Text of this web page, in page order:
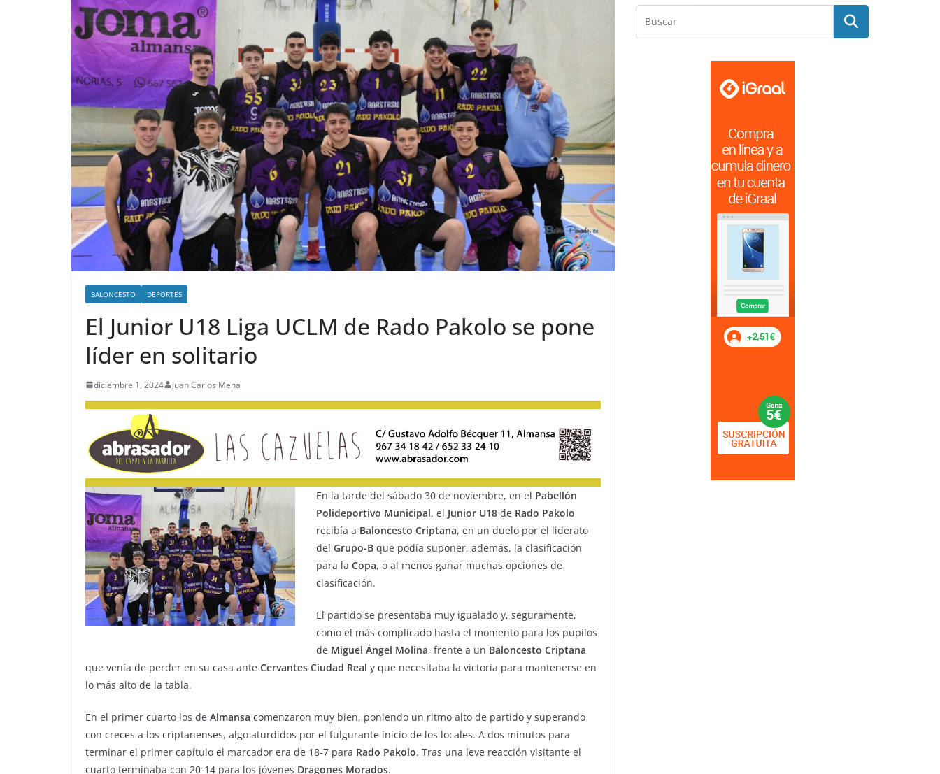
BALONCESTO DEPORTES
El Junior U18 Liga UCLM de Rado Pakolo se pone
líder en solitario
diciembre 1, 2024 Juan Carlos Mena
En la tarde del sábado 30 de noviembre, en el Pabellón
Polideportivo Municipal, el Junior U18 de Rado Pakolo
recibía a Baloncesto Criptana, en un duelo por el liderato
del Grupo-B que podía suponer, además, la clasificación
para la Copa, o al menos ganar muchas opciones de
clasificación.
El partido se presentaba muy igualado y, seguramente,
como el más complicado hasta el momento para los pupilos
de Miguel Ángel Molina, frente a un Baloncesto Criptana
que venía de perder en su casa ante Cervantes Ciudad Real y que necesitaba la victoria para mantenerse en
lo más alto de la tabla.
En el primer cuarto los de Almansa comenzaron muy bien, poniendo un ritmo alto de partido y superando
con creces a los criptanenses, algo aturdidos por el fulgurante inicio de los locales. A dos minutos para
terminar el primer capítulo el marcador era de 18-7 para Rado Pakolo. Tras una leve reacción visitante el
cuarto terminaba con 20-14 para los jóvenes Dragones Morados.